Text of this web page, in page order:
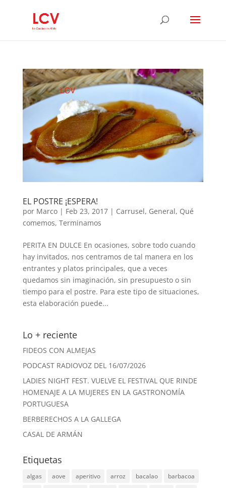
EL POSTRE ¡ESPERA!
por Marco| Feb 23, 2017| Carrusel, General, Qué
comemos, Terminamos
PERITA EN DULCE En ocasiones, sobre todo cuando
hay invitados, nos centramos de tal manera en los
entrantes y platos principales, que a veces
quedamos sin imaginación, sin presupuesto o sin
tiempo para el postre. Para este tipo de situaciones,
esta elaboración puede...
Lo + reciente
FIDEOS CON ALMEJAS
PODCAST RADIOVOZ DEL 16/07/2026
LADIES NIGHT FEST. VUELVE EL FESTIVAL QUE RINDE
HOMENAJE A LA MUJERES EN LA GASTRONOMÍA
PORTUGUESA
BERBERECHOS A LA GALLEGA
CASAL DE ARMÁN
Etiquetas
algas aove aperitivo arroz bacalao
barbacoa